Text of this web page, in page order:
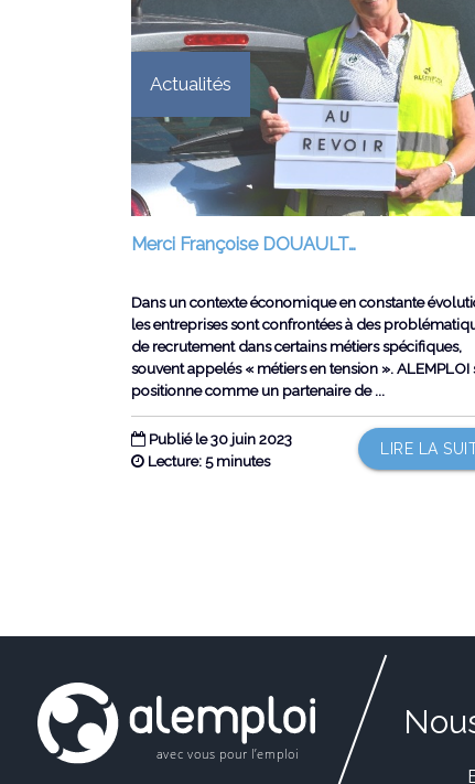
Actualités
Merci Françoise DOUAULT…
Dans un contexte économique en constante
les entreprises sont confrontées à des
de recrutement dans certains métiers spécifiques,
souvent appelés « métiers en tension ». ALEMPLOI
positionne comme un partenaire de ...
Publié le 30 juin 2023
LIRE LA
Lecture: 5 minutes